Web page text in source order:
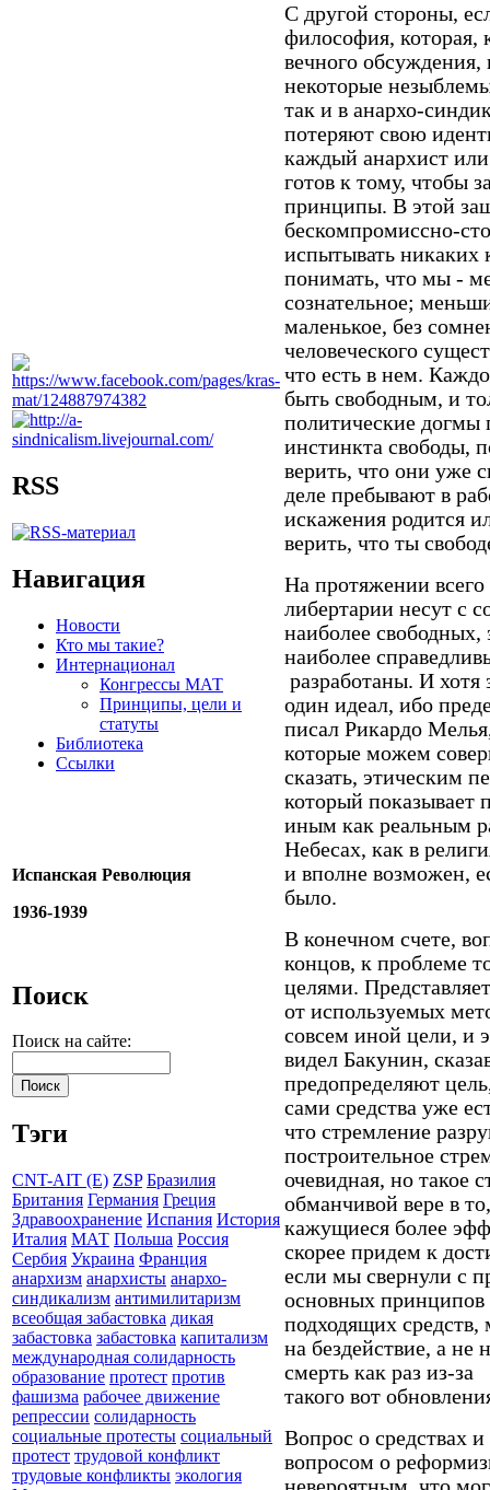
RSS
Навигация
Новости
Кто мы такие?
Интернационал
Конгрессы МАТ
Принципы, цели и
статуты
Библиотека
Ссылки
Испанская Революция
1936-1939
Поиск
Поиск на сайте:
Тэги
CNT-AIT (E) ZSP Бразилия
Британия Германия Греция
Здравоохранение Испания История
Италия МАТ Польша Россия
Сербия Украина Франция
анархизм анархисты анархо-
синдикализм антимилитаризм
всеобщая забастовка дикая
забастовка забастовка капитализм
международная солидарность
образование протест против
фашизма рабочее движение
репрессии солидарность
социальные протесты социальный
протест трудовой конфликт
трудовые конфликты экология
С другой стороны,
философия, которая,
вечного
некоторые
так и в анархо-
потеряют свою
каждый анархист
готов к тому, чтобы
принципы. В этой
бескомпромиссно-
испытывать
понимать, что мы -
сознательное;
маленькое, без
человеческого
что есть в нем.
быть свободным, и
политические догмы
инстинкта свободы,
верить, что они уже
деле пребывают в
искажения родится
верить, что ты
На протяжении
либертарии несут с
наиболее свободных,
наиболее
разработаны. И
один идеал, ибо
писал Рикардо
которые можем
сказать, этическим
который показывает
иным как реальным
Небесах, как в
и вполне возможен,
было.
В конечном счете,
концов, к проблеме
целями.
от используемых
совсем иной цели, и
видел Бакунин,
предопределяют
сами средства уже
что стремление
построительное
очевидная, но такое
обманчивой вере в
кажущиеся более
скорее придем к
если мы свернули с
основных принципов
подходящих
на бездействие, а не
смерть как раз из-за
такого вот
Вопрос о средствах
вопросом о